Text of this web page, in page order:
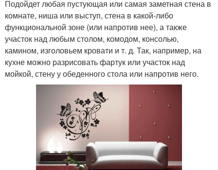
Подойдет любая пустующая или самая заметная стена в
комнате, ниша или выступ, стена в какой-либо
функциональной зоне (или напротив нее), а также
участок над любым столом, комодом, консолью,
камином, изголовьем кровати и т. д. Так, например, на
кухне можно разрисовать фартук или участок над
мойкой, стену у обеденного стола или напротив него.